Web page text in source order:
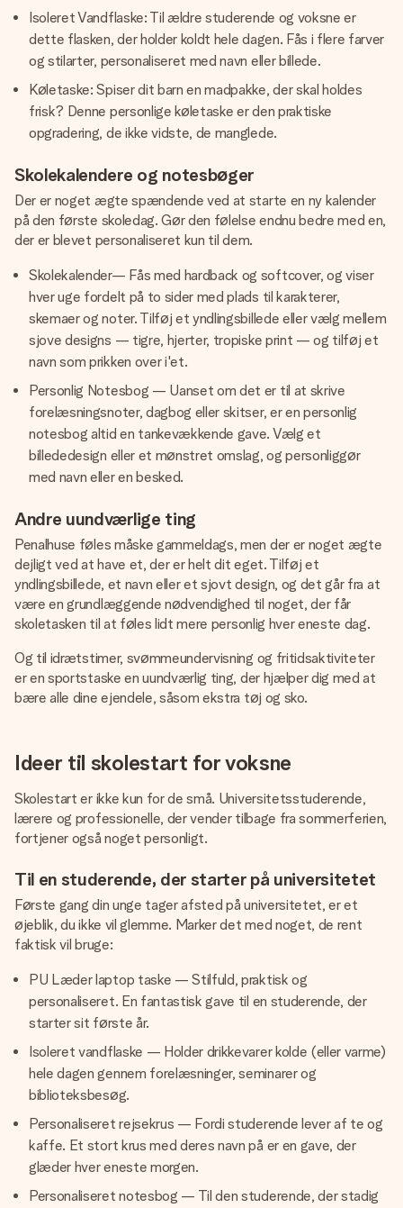
Isoleret Vandflaske: Til ældre studerende og voksne er
dette flasken, der holder koldt hele dagen. Fås i flere farver
og stilarter, personaliseret med navn eller billede.
Køletaske: Spiser dit barn en madpakke, der skal holdes
frisk? Denne personlige køletaske er den praktiske
opgradering, de ikke vidste, de manglede.
Skolekalendere og notesbøger
Der er noget ægte spændende ved at starte en ny kalender
på den første skoledag. Gør den følelse endnu bedre med en,
der er blevet personaliseret kun til dem.
Skolekalender— Fås med hardback og softcover, og viser
hver uge fordelt på to sider med plads til karakterer,
skemaer og noter. Tilføj et yndlingsbillede eller vælg mellem
sjove designs — tigre, hjerter, tropiske print — og tilføj et
navn som prikken over i'et.
Personlig Notesbog — Uanset om det er til at skrive
forelæsningsnoter, dagbog eller skitser, er en personlig
notesbog altid en tankevækkende gave. Vælg et
billededesign eller et mønstret omslag, og personliggør
med navn eller en besked.
Andre uundværlige ting
Penalhuse føles måske gammeldags, men der er noget ægte
dejligt ved at have et, der er helt dit eget. Tilføj et
yndlingsbillede, et navn eller et sjovt design, og det går fra at
være en grundlæggende nødvendighed til noget, der får
skoletasken til at føles lidt mere personlig hver eneste dag.
Og til idrætstimer, svømmeundervisning og fritidsaktiviteter
er en sportstaske en uundværlig ting, der hjælper dig med at
bære alle dine ejendele, såsom ekstra tøj og sko.
Ideer til skolestart for voksne
Skolestart er ikke kun for de små. Universitetsstuderende,
lærere og professionelle, der vender tilbage fra sommerferien,
fortjener også noget personligt.
Til en studerende, der starter på universitetet
Første gang din unge tager afsted på universitetet, er et
øjeblik, du ikke vil glemme. Marker det med noget, de rent
faktisk vil bruge:
PU Læder laptop taske — Stilfuld, praktisk og
personaliseret. En fantastisk gave til en studerende, der
starter sit første år.
Isoleret vandflaske — Holder drikkevarer kolde (eller varme)
hele dagen gennem forelæsninger, seminarer og
biblioteksbesøg.
Personaliseret rejsekrus — Fordi studerende lever af te og
kaffe. Et stort krus med deres navn på er en gave, der
glæder hver eneste morgen.
Personaliseret notesbog — Til den studerende, der stadig